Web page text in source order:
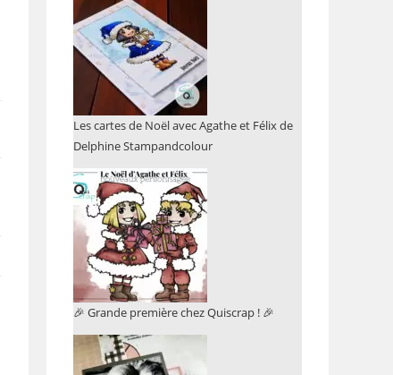
Les cartes de Noël avec Agathe et Félix de
Delphine Stampandcolour
🎉 Grande première chez Quiscrap ! 🎉